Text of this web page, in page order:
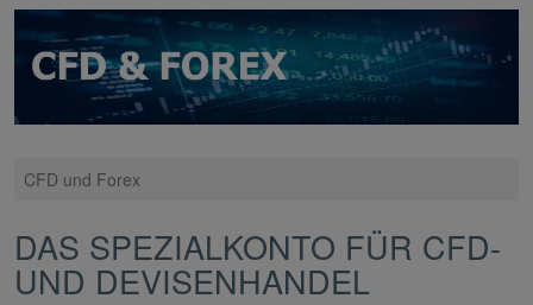
CFD und Forex
DAS SPEZIALKONTO FÜR CFD-
UND DEVISENHANDEL